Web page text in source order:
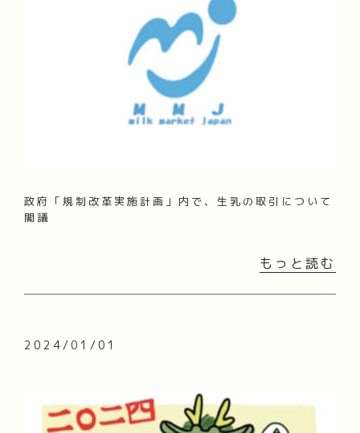
政府「規制改革実施計画」内で、生乳の取引について
閣議
もっと読む
2024/01/01